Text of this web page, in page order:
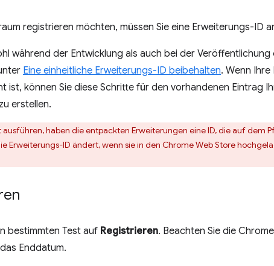
registrieren möchten, müssen Sie eine Erweiterungs-ID
während der Entwicklung als auch bei der
Eine einheitliche Erweiterungs-ID beibehalten. Wenn
ist, können Sie diese Schritte für den vorhandenen Eintrag
erstellen.
haben die entpackten Erweiterungen eine ID, die auf dem
Erweiterungs-ID ändert, wenn sie in den Chrome Web Store
bestimmten Test auf Registrieren. Beachten Sie die
Enddatum.